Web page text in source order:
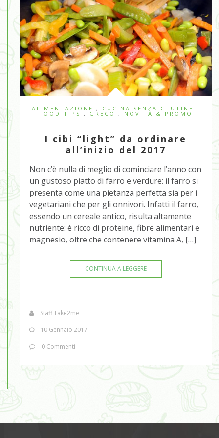
ALIMENTAZIONE , CUCINA SENZA GLUTINE ,
FOOD TIPS , GRECO , NOVITÀ & PROMO
I cibi “light” da ordinare
all’inizio del 2017
Non c’è nulla di meglio di cominciare l’anno con
un gustoso piatto di farro e verdure: il farro si
presenta come una pietanza perfetta sia per i
vegetariani che per gli onnivori. Infatti il farro,
essendo un cereale antico, risulta altamente
nutriente: è ricco di proteine, fibre alimentari e
magnesio, oltre che contenere vitamina A, […]
CONTINUA A LEGGERE
Staff Take2me
10 Gennaio 2017
0 Commenti